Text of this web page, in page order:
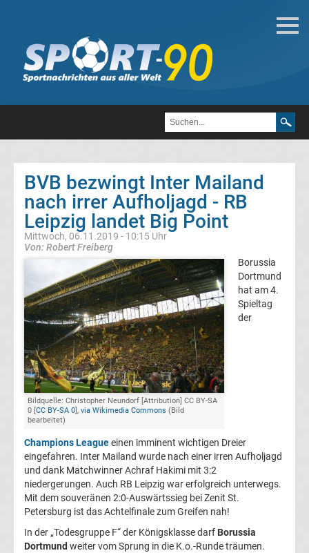
Fußball
Bundesliga
3.
Liga
DFB-
Pokal
Champions
League
Europa
Europa
Conference
League
BVB bezwingt Inter Mailand
nach irrer Aufholjagd - RB
Leipzig landet Big Point
Mittwoch, 06.11.2019 - 10:15 Uhr
Von: Robert Freiberg
Bildquelle: Christopher Neundorf [Attribution] CC BY-SA
0 [CC BY-SA 0], via Wikimedia Commons (Bild
bearbeitet)
Borussia
Dortmund
hat am 4.
Spieltag
der
Champions Leagueeinen imminent wichtigen Dreier
eingefahren. Inter Mailand wurde nach einer irren Aufholjagd
und dank Matchwinner Achraf Hakimi mit 3:2
niedergerungen. Auch RB Leipzig war erfolgreich unterwegs.
Mit dem souveränen 2:0-Auswärtssieg bei Zenit St.
Petersburg ist das Achtelfinale zum Greifen nah!
In der „Todesgruppe F“ der Königsklasse darf Borussia
Dortmund weiter vom Sprung in die K.o.-Runde träumen.